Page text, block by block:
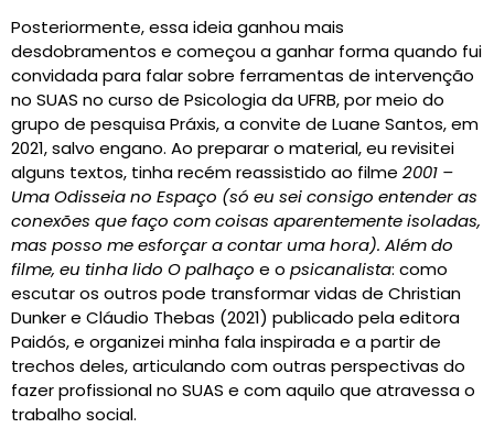
Posteriormente, essa ideia ganhou mais
desdobramentos e começou a ganhar forma quando fui
convidada para falar sobre ferramentas de intervenção
no SUAS no curso de Psicologia da UFRB, por meio do
grupo de pesquisa Práxis, a convite de Luane Santos, em
2021, salvo engano. Ao preparar o material, eu revisitei
alguns textos, tinha recém reassistido ao filme 2001 –
Uma Odisseia no Espaço (só eu sei consigo entender as
conexões que faço com coisas aparentemente isoladas,
mas posso me esforçar a contar uma hora). Além do
filme, eu tinha lido O palhaço e o psicanalista: como
escutar os outros pode transformar vidas de Christian
Dunker e Cláudio Thebas (2021) publicado pela editora
Paidós, e organizei minha fala inspirada e a partir de
trechos deles, articulando com outras perspectivas do
fazer profissional no SUAS e com aquilo que atravessa o
trabalho social.